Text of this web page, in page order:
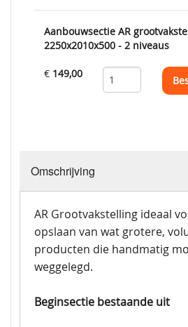
Aanbouwsectie AR
2250x2010x500 - 2 niveaus
€ 149,00
Omschrijving
AR Grootvakstelling ideaal
opslaan van wat grotere,
producten die handmatig
weggelegd.
Beginsectie bestaande uit